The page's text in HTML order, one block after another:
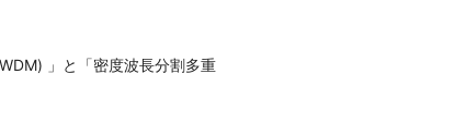
」と「密度波長分割多重